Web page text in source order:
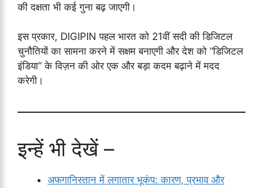
की दक्षता भी कई गुना बढ़ जाएगी।
इस प्रकार, DIGIPIN पहल भारत को 21वीं सदी की डिजिटल
चुनौतियों का सामना करने में सक्षम बनाएगी और देश को “डिजिटल
इंडिया” के विज़न की ओर एक और बड़ा कदम बढ़ाने में मदद
करेगी।
इन्हें भी देखें –
अफगानिस्तान में लगातार भूकंप: कारण, प्रभाव और